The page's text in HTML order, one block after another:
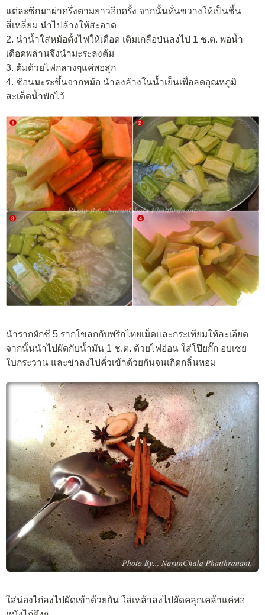
แต่ละซีกมาผ่าครึ่งตามยาวอีกครั้ง จากนั้นหั่นขวางให้เป็นชิ้น
สี่เหลี่ยม นำไปล้างให้สะอาด
2. นำน้ำใส่หม้อตั้งไฟให้เดือด เติมเกลือป่นลงไป 1 ช.ต. พอน้ำ
เดือดพล่านจึงนำมะระลงต้ม
3. ต้มด้วยไฟกลางๆแค่พอสุก
4. ช้อนมะระขึ้นจากหม้อ นำลงล้างในน้ำเย็นเพื่อลดอุณหภูมิ
สะเด็ดน้ำพักไว้
นำรากผักชี 5 รากโขลกกับพริกไทยเม็ดและกระเทียมให้ละเอียด
จากนั้นนำไปผัดกับน้ำมัน 1 ช.ต. ด้วยไฟอ่อน ใส่โป๊ยกั๊ก อบเชย
ใบกระวาน และข่าลงไปคั่วเข้าด้วยกันจนเกิดกลิ่นหอม
ใส่น่องไก่ลงไปผัดเข้าด้วยกัน ใส่เหล้าลงไปผัดคลุกเคล้าแค่พอ